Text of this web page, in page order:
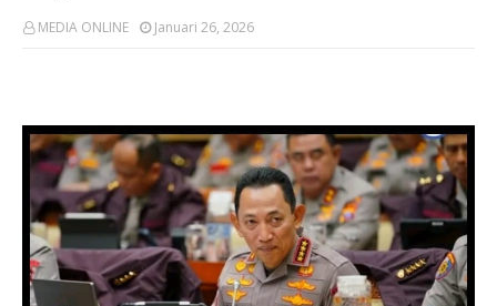
MEDIA ONLINE Januari 26, 2026